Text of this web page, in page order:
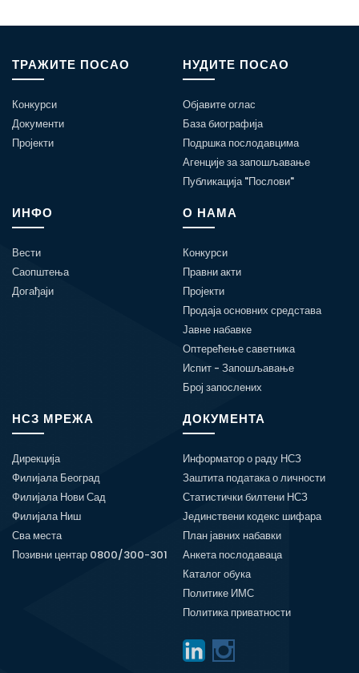
ТРАЖИТЕ ПОСАО
Конкурси
Документи
Пројекти
НУДИТЕ ПОСАО
Објавите оглас
База биографија
Подршка послодавцима
Агенције за запошљавање
Публикација "Послови"
ИНФО
Вести
Саопштења
Догађаји
О НАМА
Конкурси
Правни акти
Пројекти
Продаја основних средстава
Јавне набавке
Оптерећење саветника
Испит - Запошљавање
Број запослених
НСЗ МРЕЖА
Дирекција
Филијала Београд
Филијала Нови Сад
Филијала Ниш
Сва места
Позивни центар 0800/300-301
ДОКУМЕНТА
Информатор о раду НСЗ
Заштита података о личности
Статистички билтени НСЗ
Јединствени кодекс шифара
План јавних набавки
Анкета послодаваца
Каталог обука
Политике ИМС
Политика приватности